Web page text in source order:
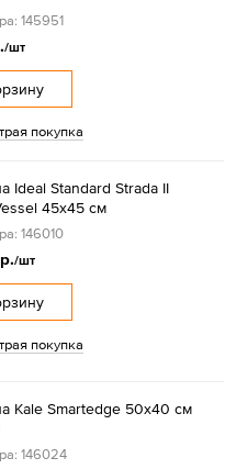
145951
/шт
покупка
Ideal Standard Strada II
45x45 см
146010
/шт
покупка
Kale Smartedge 50x40 см
146024